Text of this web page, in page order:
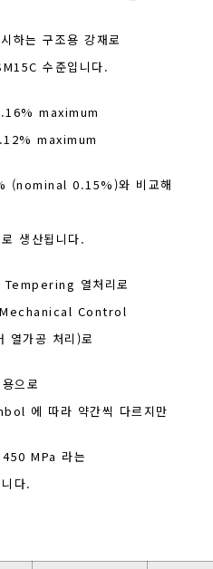
는 구조용 강재로
수준입니다.
maximum
maximum
(nominal 0.15%)와 비교해
생산됩니다.
열처리로
Control
가공 처리)로
으로
에 따라 약간씩 다르지만
MPa 라는
다.